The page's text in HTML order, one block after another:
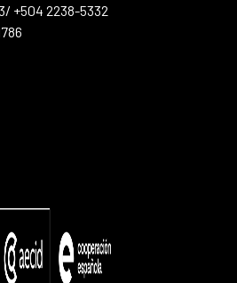
+504 2238-5332